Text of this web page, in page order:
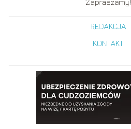
Zapraszamy!
REDAKCJA
KONTAKT